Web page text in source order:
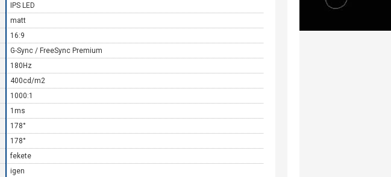
IPS LED
matt
16:9
G-Sync / FreeSync Premium
180Hz
400cd/m2
1000:1
1ms
178°
178°
fekete
igen